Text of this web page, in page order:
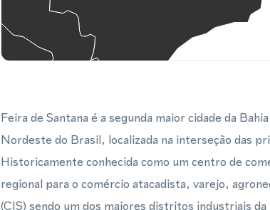
Feira de Santana é a segunda maior cidade da
Nordeste do Brasil, localizada na interseção das
Historicamente conhecida como um centro de
regional para o comércio atacadista, varejo,
(CIS) sendo um dos maiores distritos industriais